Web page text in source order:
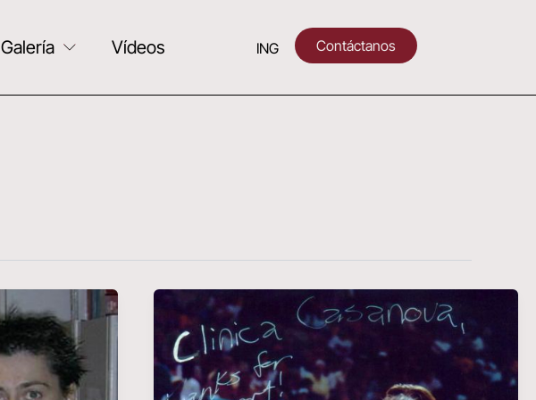
Galería Vídeos ING Contáctanos